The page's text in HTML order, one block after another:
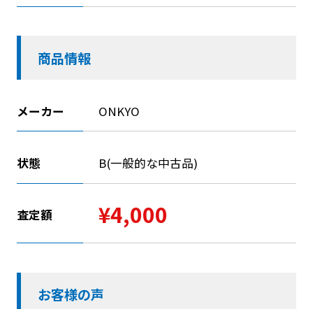
商品情報
メーカー ONKYO
状態 B(一般的な中古品)
査定額 ¥4,000
お客様の声